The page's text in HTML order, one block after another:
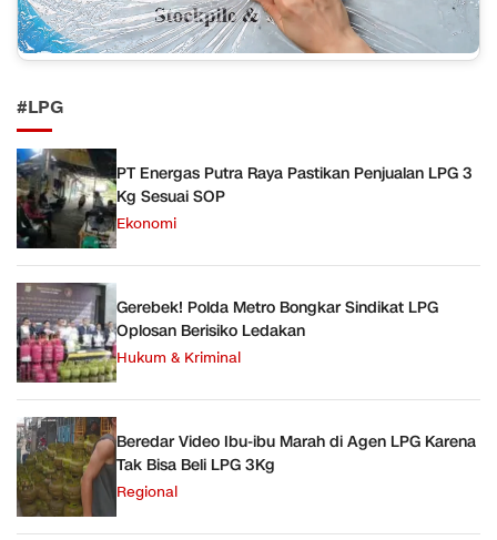
#LPG
PT Energas Putra Raya Pastikan Penjualan LPG 3
Kg Sesuai SOP
Ekonomi
Gerebek! Polda Metro Bongkar Sindikat LPG
Oplosan Berisiko Ledakan
Hukum & Kriminal
Beredar Video Ibu-ibu Marah di Agen LPG Karena
Tak Bisa Beli LPG 3Kg
Regional